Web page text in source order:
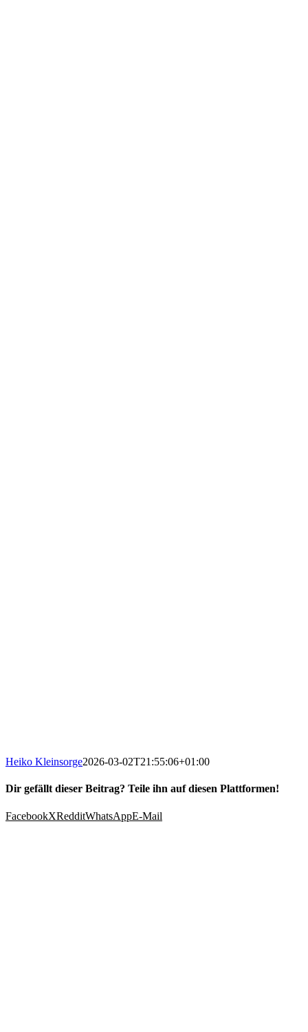
Heiko Kleinsorge2026-03-02T21:55:06+01:00
Dir gefällt dieser Beitrag? Teile ihn auf diesen Plattformen!
FacebookXRedditWhatsAppE-Mail